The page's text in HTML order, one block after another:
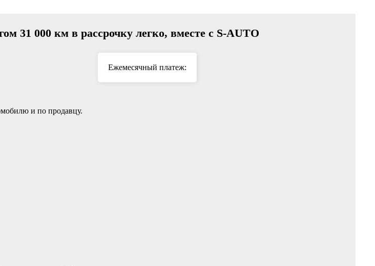
31 000 км в рассрочку легко, вместе с S-AUTO
и по продавцу.
Ежемесячный платеж: